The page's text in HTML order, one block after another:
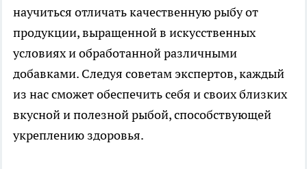
научиться отличать качественную рыбу от
продукции, выращенной в искусственных
условиях и обработанной различными
добавками. Следуя советам экспертов, каждый
из нас сможет обеспечить себя и своих близких
вкусной и полезной рыбой, способствующей
укреплению здоровья.